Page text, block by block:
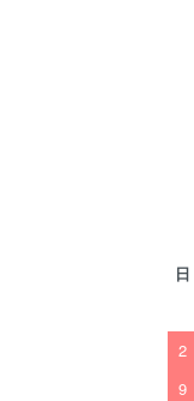
日
2
9